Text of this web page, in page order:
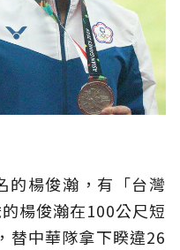
的楊俊瀚，有「台灣
楊俊瀚在100公尺短
替中華隊拿下睽違26